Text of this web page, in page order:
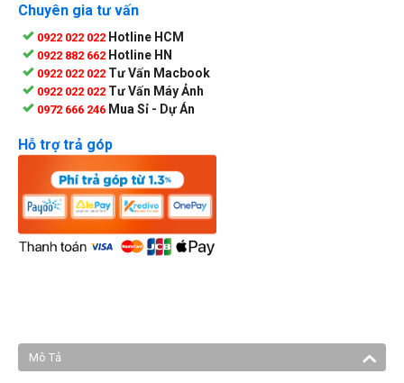
Chuyên gia tư vấn
0922 022 022 Hotline HCM
0922 882 662 Hotline HN
0922 022 022 Tư Vấn Macbook
0922 022 022 Tư Vấn Máy Ảnh
0972 666 246 Mua Sỉ - Dự Án
Hỗ trợ trả góp
Mô Tả